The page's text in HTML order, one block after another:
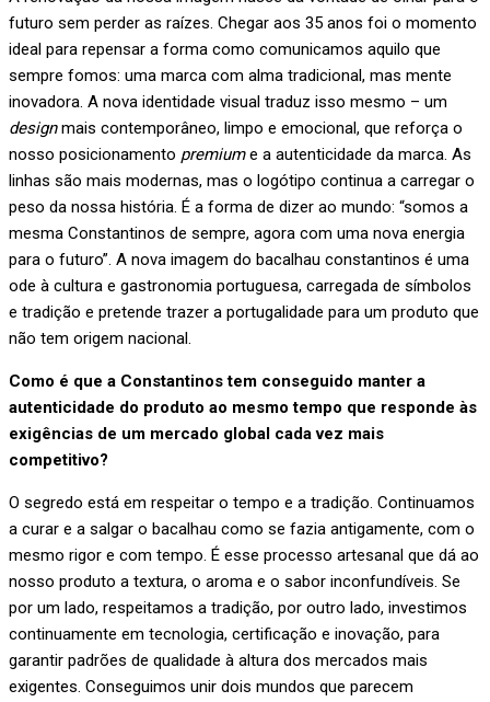
futuro sem perder as raízes. Chegar aos 35 anos foi o momento
ideal para repensar a forma como comunicamos aquilo que
sempre fomos: uma marca com alma tradicional, mas mente
inovadora. A nova identidade visual traduz isso mesmo – um
designmais contemporâneo, limpo e emocional, que reforça o
nosso posicionamento premiume a autenticidade da marca. As
linhas são mais modernas, mas o logótipo continua a carregar o
peso da nossa história. É a forma de dizer ao mundo: “somos a
mesma Constantinos de sempre, agora com uma nova energia
para o futuro”. A nova imagem do bacalhau constantinos é uma
ode à cultura e gastronomia portuguesa, carregada de símbolos
e tradição e pretende trazer a portugalidade para um produto que
não tem origem nacional.
Como é que a Constantinos tem conseguido manter a
autenticidade do produto ao mesmo tempo que responde às
exigências de um mercado global cada vez mais
competitivo?
O segredo está em respeitar o tempo e a tradição. Continuamos
a curar e a salgar o bacalhau como se fazia antigamente, com o
mesmo rigor e com tempo. É esse processo artesanal que dá ao
nosso produto a textura, o aroma e o sabor inconfundíveis. Se
por um lado, respeitamos a tradição, por outro lado, investimos
continuamente em tecnologia, certificação e inovação, para
garantir padrões de qualidade à altura dos mercados mais
exigentes. Conseguimos unir dois mundos que parecem